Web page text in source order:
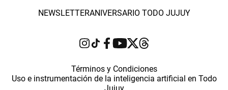
NEWSLETTERANIVERSARIO TODO JUJUY
Términos y Condiciones
Uso e instrumentación de la inteligencia artificial en Todo
Jujuy